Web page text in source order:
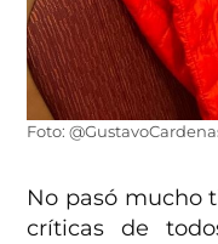
Foto:
No pasó mucho
críticas de